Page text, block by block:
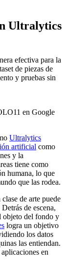
Ultralytics
efectiva para la
de piezas de
y pruebas sin
Ultralytics
artificial como
y la
tiene como
humana, lo que
que las rodea.
de arte puede
de escena,
objeto del fondo y
logra un objetivo
los datos
las entiendan.
en